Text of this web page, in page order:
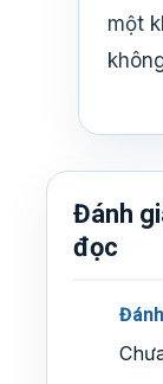
một
Đánh
đọc